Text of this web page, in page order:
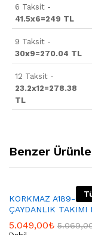
6 Taksit -
41.5x6=249 TL
9 Taksit -
30x9=270.04 TL
12 Taksit -
23.2x12=278.38
TL
Benzer
KORKMAZ A189-02
ÇAYDANLIK TAKIMI
5.049,00₺